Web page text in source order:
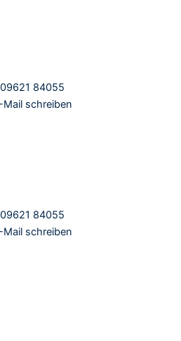
09621 84055
Mail schreiben
09621 84055
Mail schreiben